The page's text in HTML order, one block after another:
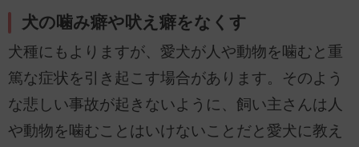
犬の噛み癖や吠え癖をなくす
犬種にもよりますが、愛犬が人や動物を噛むと重
篤な症状を引き起こす場合があります。そのよう
な悲しい事故が起きないように、飼い主さんは人
や動物を噛むことはいけないことだと愛犬に教え